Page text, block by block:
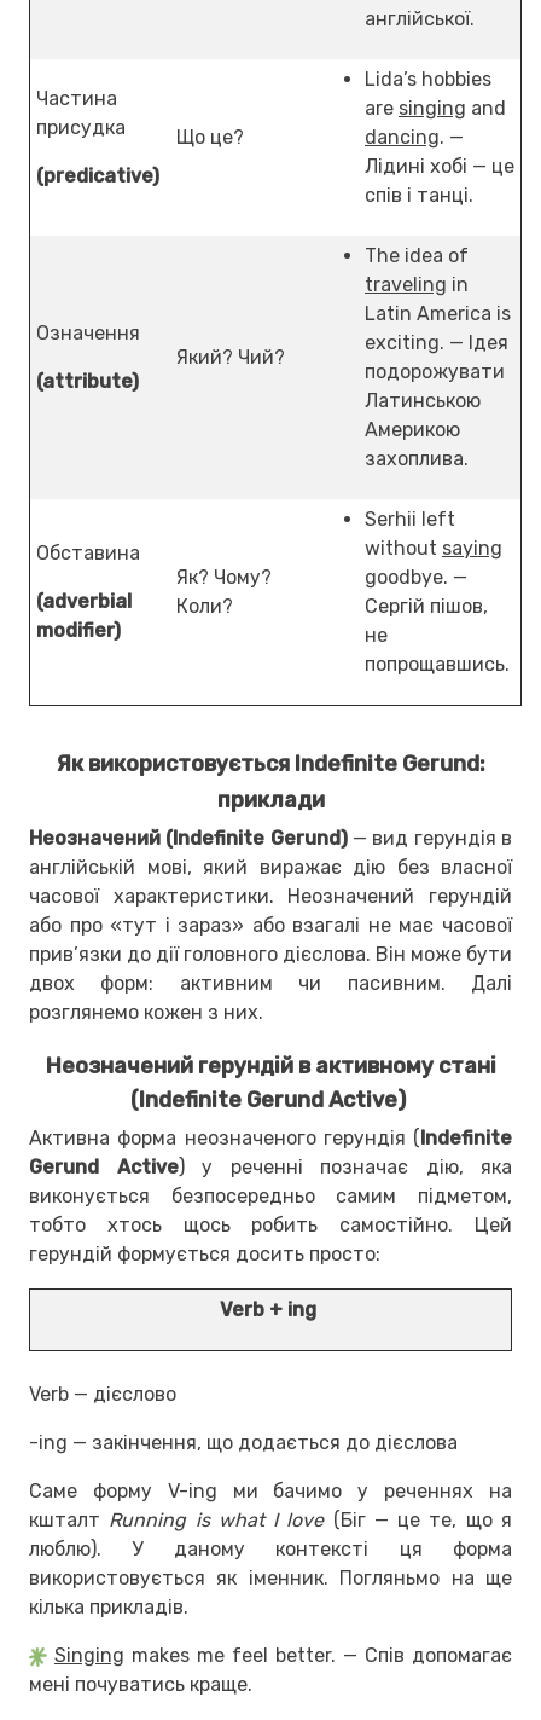
англійської.
Частина
присудка
(predicative)
Що це?
Lida’s hobbies
are singing and
dancing. —
Лідині хобі — це
спів і танці.
Означення
(attribute)
Який? Чий?
The idea of
traveling in
Latin America is
exciting. — Ідея
подорожувати
Латинською
Америкою
захоплива.
Обставина
(adverbial
modifier)
Як? Чому?
Коли?
Serhii left
without saying
goodbye. —
Сергій пішов,
не
попрощавшись.
Як використовується Indefinite Gerund:
приклади
Неозначений (Indefinite Gerund)— вид герундія в
англійській мові, який виражає дію без власної
часової характеристики. Неозначений герундій
або про «тут і зараз» або взагалі не має часової
прив’язки до дії головного дієслова. Він може бути
двох форм: активним чи пасивним. Далі
розглянемо кожен з них.
Неозначений герундій в активному стані
(Indefinite Gerund Active)
Активна форма неозначеного герундія (Indefinite
Gerund Active) у реченні позначає дію, яка
виконується безпосередньо самим підметом,
тобто хтось щось робить самостійно. Цей
герундій формується досить просто:
Verb + ing
Verb — дієслово
-ing — закінчення, що додається до дієслова
Саме форму V-ing ми бачимо у реченнях на
кшталт Running is what I love(Біг — це те, що я
люблю). У даному контексті ця форма
використовується як іменник. Погляньмо на ще
кілька прикладів.
Singing makes me feel better. — Спів допомагає
мені почуватись краще.